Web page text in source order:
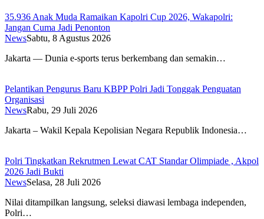
35.936 Anak Muda Ramaikan Kapolri Cup 2026, Wakapolri:
Jangan Cuma Jadi Penonton
NewsSabtu, 8 Agustus 2026
Jakarta — Dunia e-sports terus berkembang dan semakin…
Pelantikan Pengurus Baru KBPP Polri Jadi Tonggak Penguatan
Organisasi
NewsRabu, 29 Juli 2026
Jakarta – Wakil Kepala Kepolisian Negara Republik Indonesia…
Polri Tingkatkan Rekrutmen Lewat CAT Standar Olimpiade , Akpol
2026 Jadi Bukti
NewsSelasa, 28 Juli 2026
Nilai ditampilkan langsung, seleksi diawasi lembaga independen,
Polri…